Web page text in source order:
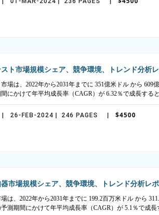
ト市場規模シェア、競争環境、トレンド分析
場は、2022年から2031年までに 351億米ドル から 609
にかけて年平均成長率（CAGR）が 6.32％で成長する
| 26-FEB-2024 | 246 PAGES | $4500
市場規模シェア、競争環境、トレンド分析レ
は、2022年から2031年までに 199.2百万米ドル から
測期間にかけて年平均成長率（CAGR）が 5.1％で成長